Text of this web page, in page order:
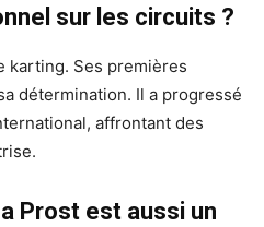
sur les circuits ?
karting. Ses premières
détermination. Il a progressé
affrontant des
Prost est aussi un